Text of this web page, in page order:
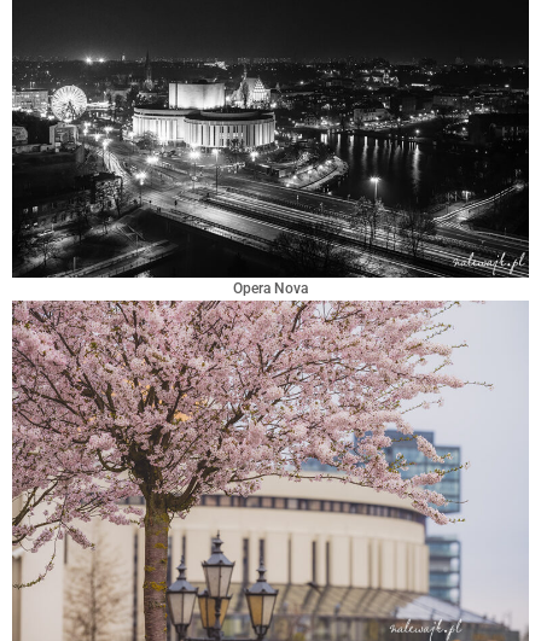
Opera Nova